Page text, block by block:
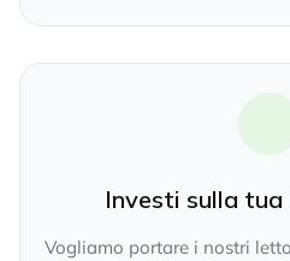
Investi sulla
Vogliamo portare i nostri